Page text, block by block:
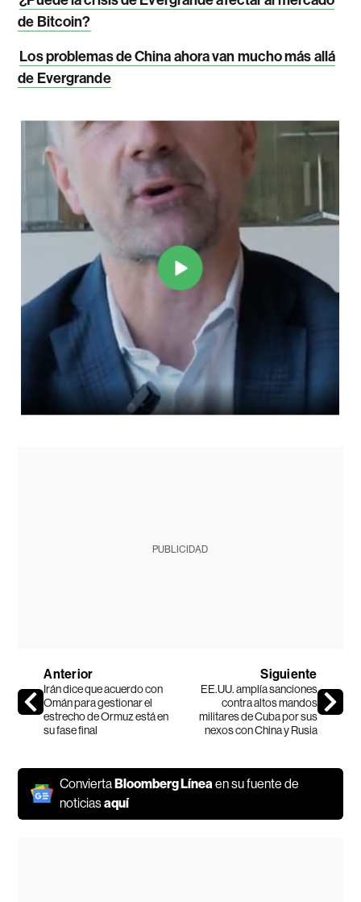
de Bitcoin?
Los problemas de China ahora van mucho más allá
de Evergrande
PUBLICIDAD
Anterior
Irán dice que acuerdo con
Omán para gestionar el
estrecho de Ormuz está en
su fase final
Siguiente
EE.UU. amplía sanciones
contra altos mandos
militares de Cuba por sus
nexos con China y Rusia
ConviertaBloomberg Líneaen su fuente de
noticiasaquí